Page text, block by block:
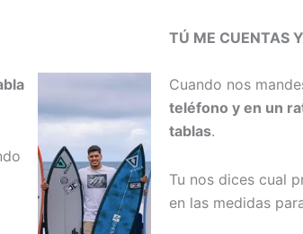
TÚ ME CUENTAS
Cuando nos
teléfono y en un
tablas.
Tu nos dices cual
en las medidas